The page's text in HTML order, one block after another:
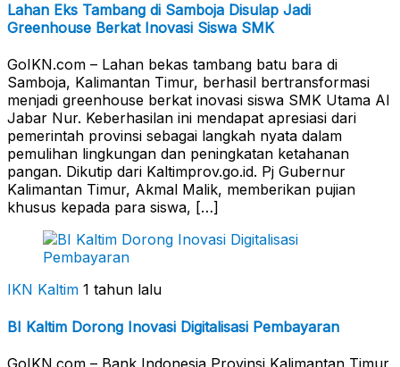
Lahan Eks Tambang di Samboja Disulap Jadi
Greenhouse Berkat Inovasi Siswa SMK
GoIKN.com – Lahan bekas tambang batu bara di
Samboja, Kalimantan Timur, berhasil bertransformasi
menjadi greenhouse berkat inovasi siswa SMK Utama Al
Jabar Nur. Keberhasilan ini mendapat apresiasi dari
pemerintah provinsi sebagai langkah nyata dalam
pemulihan lingkungan dan peningkatan ketahanan
pangan. Dikutip dari Kaltimprov.go.id. Pj Gubernur
Kalimantan Timur, Akmal Malik, memberikan pujian
khusus kepada para siswa, […]
IKN Kaltim 1 tahun lalu
BI Kaltim Dorong Inovasi Digitalisasi Pembayaran
GoIKN.com – Bank Indonesia Provinsi Kalimantan Timur